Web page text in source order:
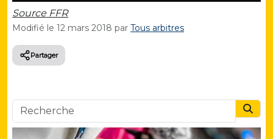
Source FFR
Modifié le 12 mars 2018 par Tous arbitres
Partager